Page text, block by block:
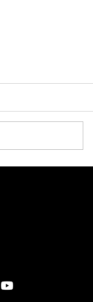
da
vereadores